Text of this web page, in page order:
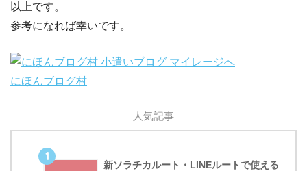
以上です。
参考になれば幸いです。
にほんブログ村
人気記事
1
新ソラチカルート・LINEルートで使える